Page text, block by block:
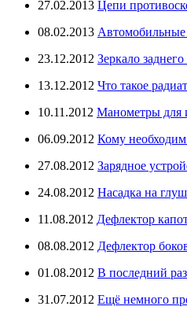
27.02.2013 Цепи
08.02.2013 Автомобильные
23.12.2012 Зеркало заднего
13.12.2012 Что такое
10.11.2012 Манометры для
06.09.2012 Кому
27.08.2012 Зарядное
24.08.2012 Насадка на
11.08.2012 Дефлектор
08.08.2012 Дефлектор
01.08.2012 В последний
31.07.2012 Ещё немного